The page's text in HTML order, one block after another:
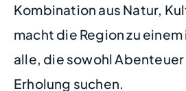
Kombination aus Natur,
macht die Region zu
alle, die sowohl Abenteuer
Erholung suchen.